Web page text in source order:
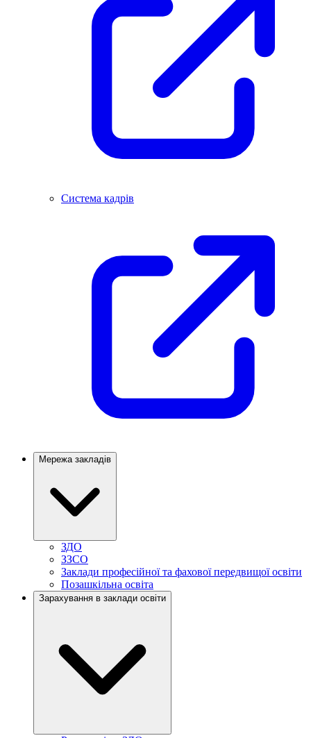
Система кадрів
Мережа закладів
ЗДО
ЗЗСО
Заклади професійної та фахової передвищої освіти
Позашкільна освіта
Зарахування в заклади освіти